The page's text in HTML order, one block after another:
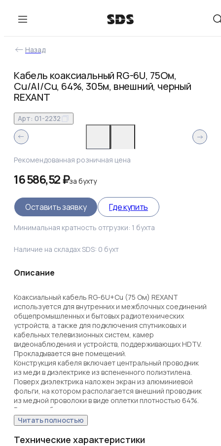
Назад
Кабель коаксиальный RG-6U, 75Ом,
Cu/Al/Cu, 64%, 305м, внешний, черный
REXANT
Арт: 01-2232
Рекомендованная розничная цена
16 586,52 ₽забухту
Оставить заявку Где купить
Минимальная кратность отгрузки: 1 бухта
Наличие на складах SDS: 0 бухт
Описание
Коаксиальный кабель RG-6U+Cu (75 Ом) REXANT
используется для внутренних и межблочных соединений
общепромышленных и бытовых радиотехнических
устройств, а также для подключения спутниковых и
кабельных телевизионных систем, камер
видеонаблюдения и устройств, поддерживающих HDTV.
Прокладывается вне помещений.
Конструкция кабеля включает центральный проводник
из меди в диэлектрике из вспененного полиэтилена.
Поверх диэлектрика наложен экран из алюминиевой
фольги, на котором располагается внешний проводник
из медной проволоки в виде оплетки плотностью 64%.
Внешняя оболочка изготовлена из полиэтилена и имеет
черный цвет.
Поставляется в бухте длиной 305 м. Диаметр проволоки
в оплётке: 0,12-0,15 мм.
Читать полностью
Технические характеристики